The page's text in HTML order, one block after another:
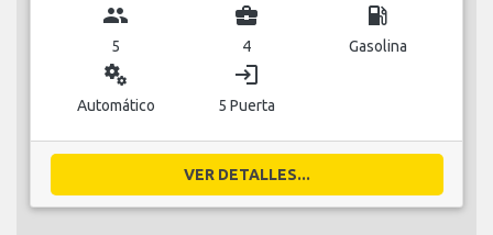
group
5
business_center
4
local_gas_station
Gasolina
miscellaneous_services
Automático
login
5 Puerta
VER DETALLES...